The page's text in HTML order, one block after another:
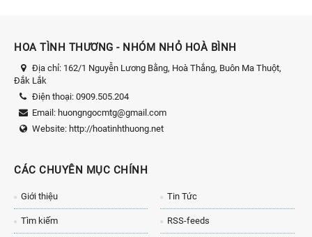
HOA TÌNH THƯƠNG - NHÓM NHỎ HOÀ BÌNH
Địa chỉ: 162/1 Nguyễn Lương Bằng, Hoà Thắng, Buôn Ma Thuột,
Đắk Lắk
Điện thoại: 0909.505.204
Email: huongngocmtg@gmail.com
Website: http://hoatinhthuong.net
CÁC CHUYÊN MỤC CHÍNH
Giới thiệu Tin Tức
Tìm kiếm RSS-feeds